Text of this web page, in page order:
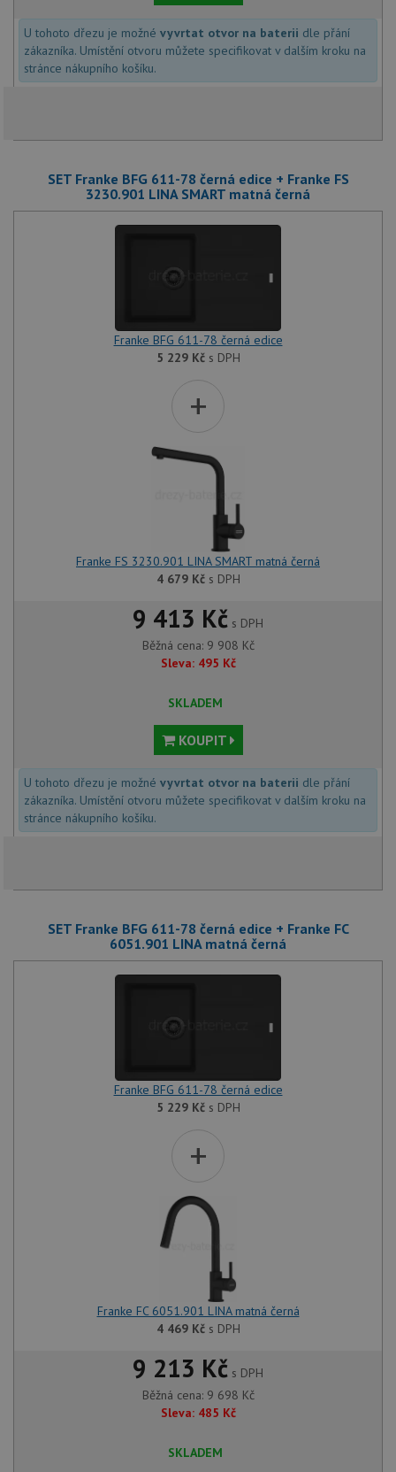
U tohoto dřezu je možné vyvrtat otvor na baterii dle přání
zákazníka. Umístění otvoru můžete specifikovat v dalším kroku na
stránce nákupního košíku.
SET Franke BFG 611-78 černá edice + Franke FS
3230.901 LINA SMART matná černá
Franke BFG 611-78 černá edice
5 229 Kčs DPH
+
Franke FS 3230.901 LINA SMART matná černá
4 679 Kčs DPH
9 413 Kč s DPH
Běžná cena: 9 908 Kč
Sleva: 495 Kč
SKLADEM
KOUPIT
U tohoto dřezu je možné vyvrtat otvor na baterii dle přání
zákazníka. Umístění otvoru můžete specifikovat v dalším kroku na
stránce nákupního košíku.
SET Franke BFG 611-78 černá edice + Franke FC
6051.901 LINA matná černá
Franke BFG 611-78 černá edice
5 229 Kčs DPH
+
Franke FC 6051.901 LINA matná černá
4 469 Kčs DPH
9 213 Kč s DPH
Běžná cena: 9 698 Kč
Sleva: 485 Kč
SKLADEM